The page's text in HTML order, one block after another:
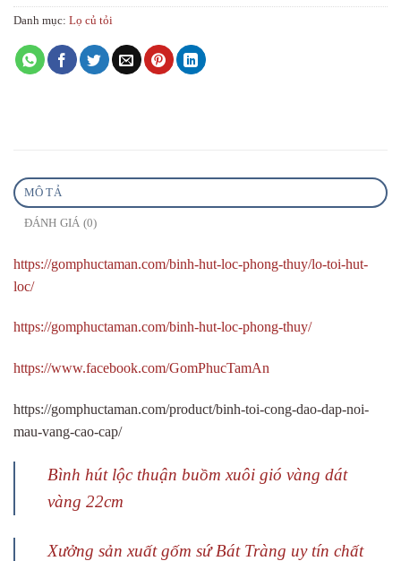
Danh mục: Lọ củ tỏi
MÔ TẢ
ĐÁNH GIÁ (0)
https://gomphuctaman.com/binh-hut-loc-phong-thuy/lo-toi-hut-
loc/
https://gomphuctaman.com/binh-hut-loc-phong-thuy/
https://www.facebook.com/GomPhucTamAn
https://gomphuctaman.com/product/binh-toi-cong-dao-dap-noi-
mau-vang-cao-cap/
Bình hút lộc thuận buồm xuôi gió vàng dát
vàng 22cm
Xưởng sản xuất gốm sứ Bát Tràng uy tín chất